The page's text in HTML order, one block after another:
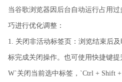
当谷歌浏览器因后台自动运行占用
巧进行优化调整：
1. 关闭非活动标签页：浏览结束后
标完成关闭操作。也可使用快捷键
W`关闭当前选中标签，`Ctrl + Shift